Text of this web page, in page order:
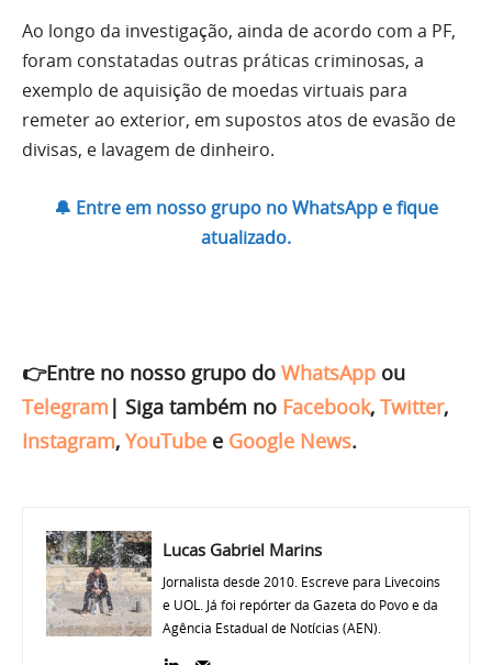
Ao longo da investigação, ainda de acordo com a PF,
foram constatadas outras práticas criminosas, a
exemplo de aquisição de moedas virtuais para
remeter ao exterior, em supostos atos de evasão de
divisas, e lavagem de dinheiro.
🔔 Entre em nosso grupo no WhatsApp e fique
atualizado.
👉Entre no nosso grupo do WhatsApp ou
Telegram | Siga também no Facebook, Twitter,
Instagram, YouTube e Google News.
Lucas Gabriel Marins
Jornalista desde 2010. Escreve para Livecoins
e UOL. Já foi repórter da Gazeta do Povo e da
Agência Estadual de Notícias (AEN).